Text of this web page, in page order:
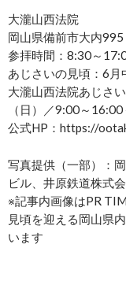
大瀧山西法院
岡山県備前市大内995
参拝時間：8:30～
あじさいの見頃：6月
大瀧山西法院あじさ
（日）／9:00～
公式HP：https://
写真提供（一部）：
ビル、井原鉄道株式
※記事内画像はPR
見頃を迎える岡山県
います